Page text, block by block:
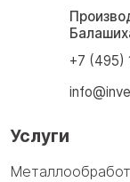
+7 (495)
Услуги